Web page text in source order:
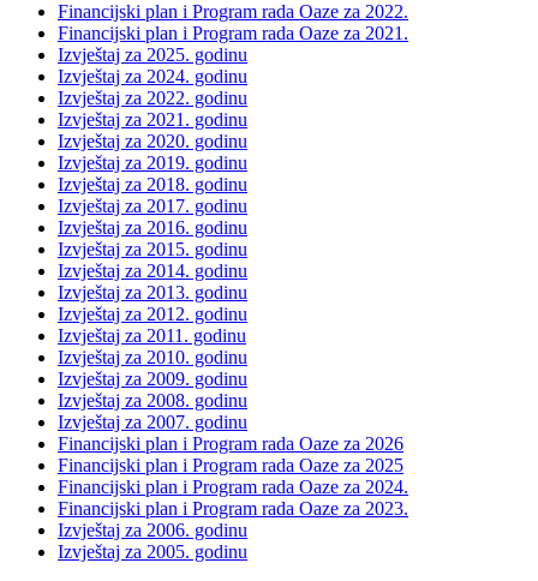
Financijski plan i Program rada Oaze za 2022.
Financijski plan i Program rada Oaze za 2021.
Izvještaj za 2025. godinu
Izvještaj za 2024. godinu
Izvještaj za 2022. godinu
Izvještaj za 2021. godinu
Izvještaj za 2020. godinu
Izvještaj za 2019. godinu
Izvještaj za 2018. godinu
Izvještaj za 2017. godinu
Izvještaj za 2016. godinu
Izvještaj za 2015. godinu
Izvještaj za 2014. godinu
Izvještaj za 2013. godinu
Izvještaj za 2012. godinu
Izvještaj za 2011. godinu
Izvještaj za 2010. godinu
Izvještaj za 2009. godinu
Izvještaj za 2008. godinu
Izvještaj za 2007. godinu
Financijski plan i Program rada Oaze za 2026
Financijski plan i Program rada Oaze za 2025
Financijski plan i Program rada Oaze za 2024.
Financijski plan i Program rada Oaze za 2023.
Izvještaj za 2006. godinu
Izvještaj za 2005. godinu